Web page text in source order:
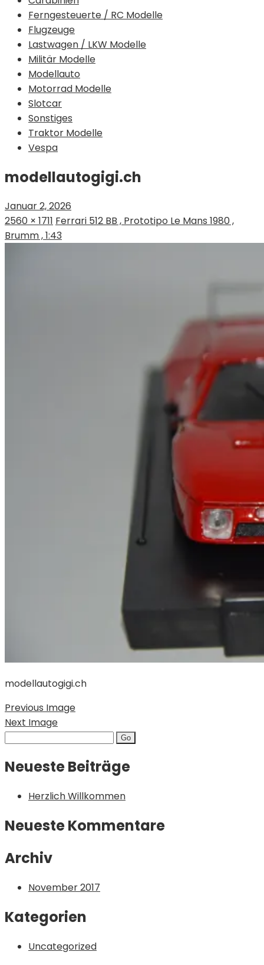
Ferngesteuerte / RC Modelle
Flugzeuge
Lastwagen / LKW Modelle
Militär Modelle
Modellauto
Motorrad Modelle
Slotcar
Sonstiges
Traktor Modelle
Vespa
modellautogigi.ch
Januar 2, 2026
2560 × 1711 Ferrari 512 BB , Prototipo Le Mans 1980 ,
Brumm , 1:43
modellautogigi.ch
Previous Image
Next Image
Search
Neueste Beiträge
Herzlich Willkommen
Neueste Kommentare
Archiv
November 2017
Kategorien
Uncategorized